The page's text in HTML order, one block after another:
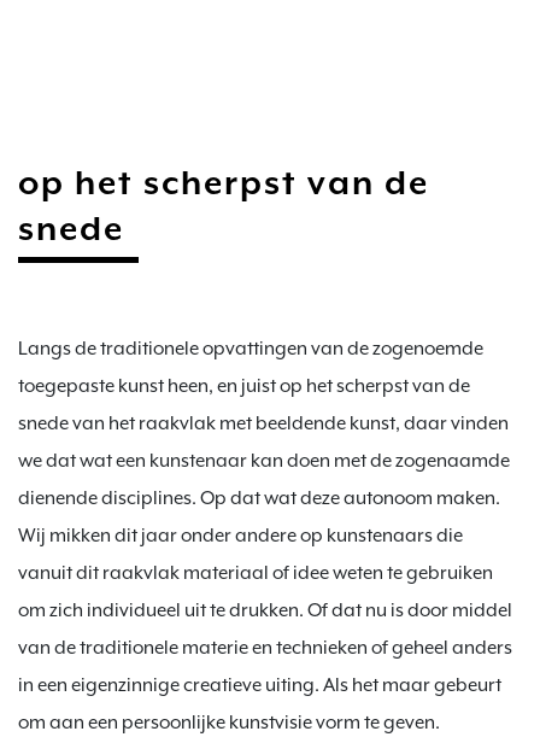
op het scherpst van de
snede
Langs de traditionele opvattingen van de zogenoemde
toegepaste kunst heen, en juist op het scherpst van de
snede van het raakvlak met beeldende kunst, daar vinden
we dat wat een kunstenaar kan doen met de zogenaamde
dienende disciplines. Op dat wat deze autonoom maken.
Wij mikken dit jaar onder andere op kunstenaars die
vanuit dit raakvlak materiaal of idee weten te gebruiken
om zich individueel uit te drukken. Of dat nu is door middel
van de traditionele materie en technieken of geheel anders
in een eigenzinnige creatieve uiting. Als het maar gebeurt
om aan een persoonlijke kunstvisie vorm te geven.